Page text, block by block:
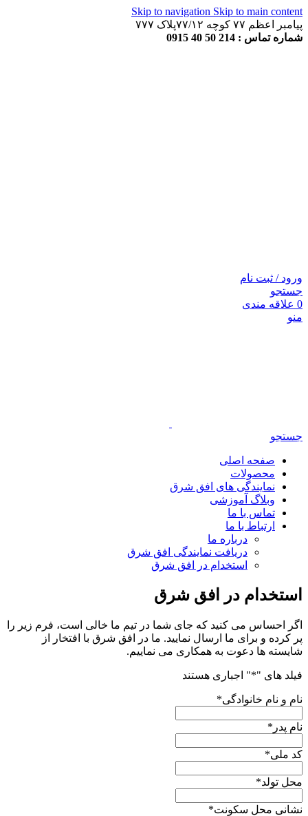
Skip to navigation Skip to main content
پیامبر اعظم ۷۷ کوچه ۷۷/۱۲پلاک ۷۷۷
شماره تماس : 214 50 40 0915
ورود / ثبت نام
جستجو
0 علاقه مندی
منو
جستجو
صفحه اصلی
محصولات
نمایندگی های افق شرق
وبلاگ آموزشی
تماس با ما
ارتباط با ما
درباره ما
دریافت نمایندگی افق شرق
استخدام در افق شرق
استخدام در افق شرق
اگر احساس می کنید که جای شما در تیم ما خالی است، فرم زیر را
پر کرده و برای ما ارسال نمایید. ما در افق شرق با افتخار از
شایسته ها دعوت به همکاری می نماییم.
فیلد های "*" اجباری هستند
نام و نام خانوادگی*
نام پدر *
کد ملی*
محل تولد*
نشانی محل سکونت*